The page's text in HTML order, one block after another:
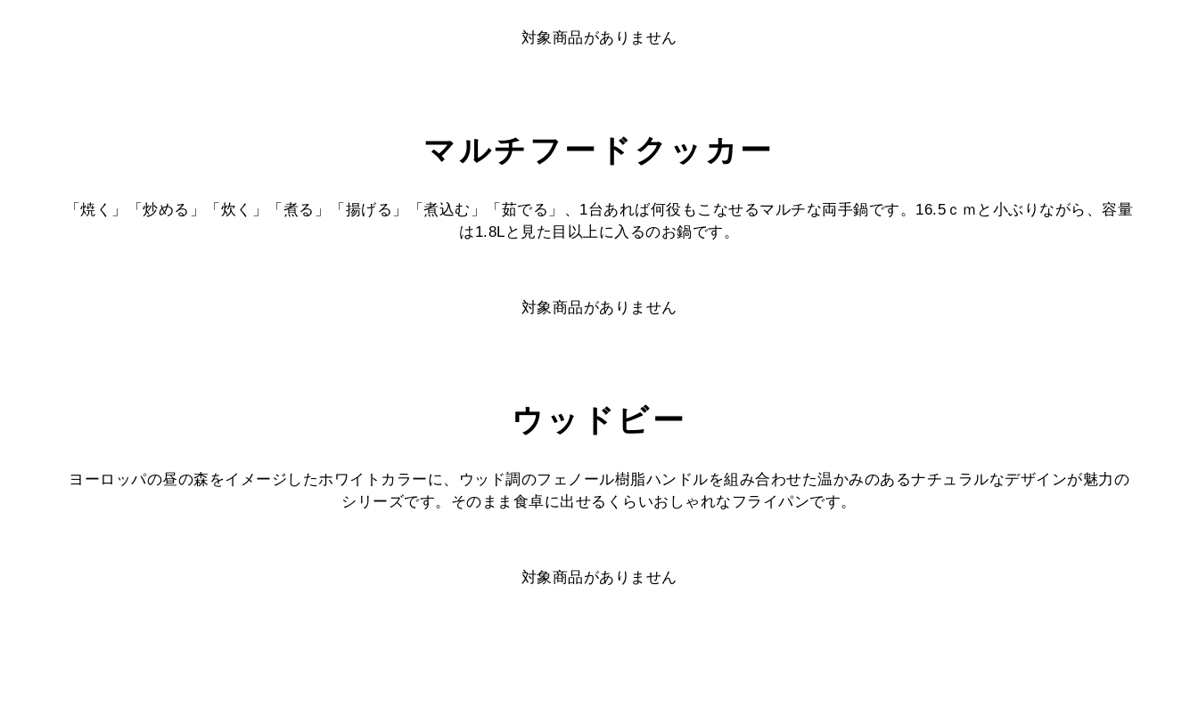
対象商品がありません
マルチフードクッカー
「焼く」「炒める」「炊く」「煮る」「揚げる」「煮込む」「茹でる」、1台あれば何役もこなせるマルチな両手鍋です。16.5ｃｍと小ぶりながら、容量
は1.8Lと見た目以上に入るのお鍋です。
対象商品がありません
ウッドビー
ヨーロッパの昼の森をイメージしたホワイトカラーに、ウッド調のフェノール樹脂ハンドルを組み合わせた温かみのあるナチュラルなデザインが魅力の
シリーズです。そのまま食卓に出せるくらいおしゃれなフライパンです。
対象商品がありません